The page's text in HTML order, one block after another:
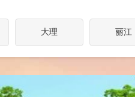
大理 丽江